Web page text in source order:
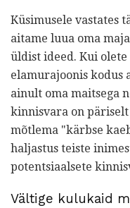
Küsimusele vastates
aitame luua oma
üldist ideed. Kui
elamurajoonis kodus
ainult oma maitsega
kinnisvara on
mõtlema "kärbse
haljastus teiste
potentsiaalsete
Vältige kulukaid